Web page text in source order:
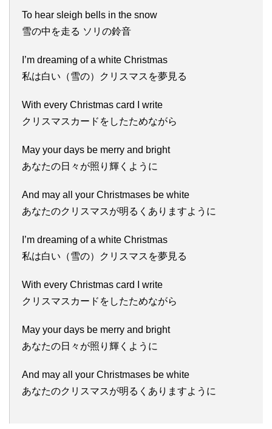
To hear sleigh bells in the snow
雪の中を走る ソリの鈴音
I’m dreaming of a white Christmas
私は白い（雪の）クリスマスを夢見る
With every Christmas card I write
クリスマスカードをしたためながら
May your days be merry and bright
あなたの日々が照り輝くように
And may all your Christmases be white
あなたのクリスマスが明るくありますように
I’m dreaming of a white Christmas
私は白い（雪の）クリスマスを夢見る
With every Christmas card I write
クリスマスカードをしたためながら
May your days be merry and bright
あなたの日々が照り輝くように
And may all your Christmases be white
あなたのクリスマスが明るくありますように